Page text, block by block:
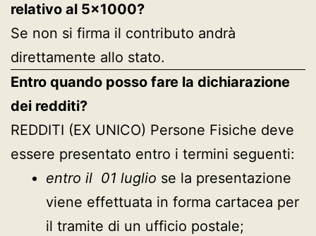
relativo al 5×1000?
Se non si firma il contributo andrà
direttamente allo stato.
Entro quando posso fare la dichiarazione
dei redditi?
REDDITI (EX UNICO) Persone Fisiche deve
essere presentato entro i termini seguenti:
entro il 01 luglio se la presentazione
viene effettuata in forma cartacea per
il tramite di un ufficio postale;